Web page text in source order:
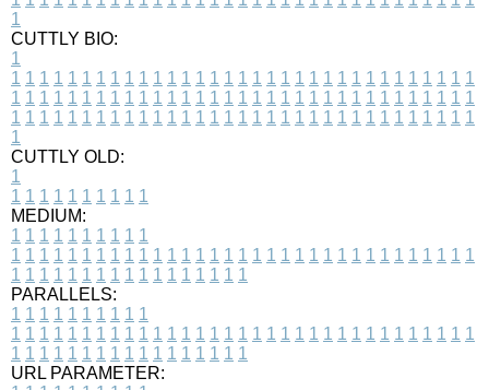
1
CUTTLY BIO:
1
1 1 1 1 1 1 1 1 1 1 1 1 1 1 1 1 1 1 1 1 1 1 1 1 1 1 1 1 1 1 1 1 1
1 1 1 1 1 1 1 1 1 1 1 1 1 1 1 1 1 1 1 1 1 1 1 1 1 1 1 1 1 1 1 1 1
1 1 1 1 1 1 1 1 1 1 1 1 1 1 1 1 1 1 1 1 1 1 1 1 1 1 1 1 1 1 1 1 1
1
CUTTLY OLD:
1
1 1 1 1 1 1 1 1 1 1
MEDIUM:
1 1 1 1 1 1 1 1 1 1
1 1 1 1 1 1 1 1 1 1 1 1 1 1 1 1 1 1 1 1 1 1 1 1 1 1 1 1 1 1 1 1 1
1 1 1 1 1 1 1 1 1 1 1 1 1 1 1 1 1
PARALLELS:
1 1 1 1 1 1 1 1 1 1
1 1 1 1 1 1 1 1 1 1 1 1 1 1 1 1 1 1 1 1 1 1 1 1 1 1 1 1 1 1 1 1 1
1 1 1 1 1 1 1 1 1 1 1 1 1 1 1 1 1
URL PARAMETER: